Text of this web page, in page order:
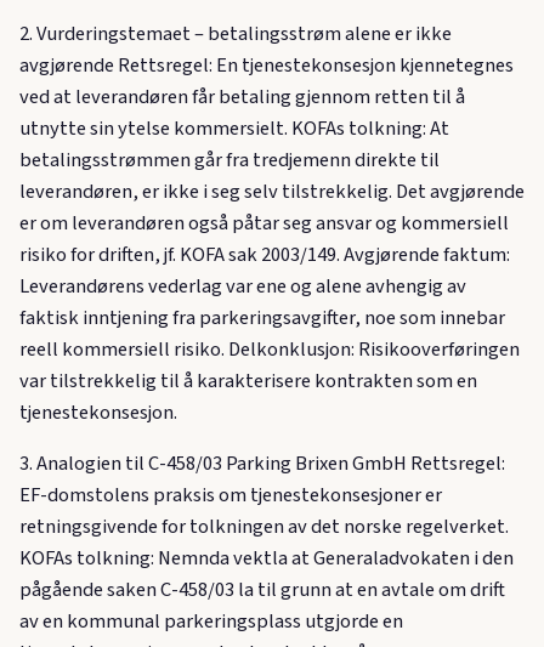
2. Vurderingstemaet – betalingsstrøm alene er ikke
avgjørende Rettsregel: En tjenestekonsesjon kjennetegnes
ved at leverandøren får betaling gjennom retten til å
utnytte sin ytelse kommersielt. KOFAs tolkning: At
betalingsstrømmen går fra tredjemenn direkte til
leverandøren, er ikke i seg selv tilstrekkelig. Det avgjørende
er om leverandøren også påtar seg ansvar og kommersiell
risiko for driften, jf. KOFA sak 2003/149. Avgjørende faktum:
Leverandørens vederlag var ene og alene avhengig av
faktisk inntjening fra parkeringsavgifter, noe som innebar
reell kommersiell risiko. Delkonklusjon: Risikooverføringen
var tilstrekkelig til å karakterisere kontrakten som en
tjenestekonsesjon.
3. Analogien til C-458/03 Parking Brixen GmbH Rettsregel:
EF-domstolens praksis om tjenestekonsesjoner er
retningsgivende for tolkningen av det norske regelverket.
KOFAs tolkning: Nemnda vektla at Generaladvokaten i den
pågående saken C-458/03 la til grunn at en avtale om drift
av en kommunal parkeringsplass utgjorde en